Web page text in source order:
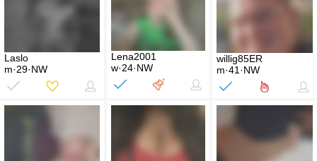
Laslo
m·29·NW
Lena2001
w·24·NW
willig85ER
m·41·NW